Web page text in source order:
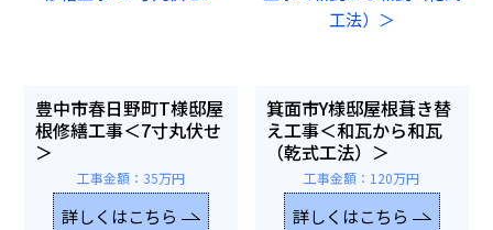
豊中市春日野町T様邸屋
根修繕工事＜7寸丸伏せ
＞
工事金額：35万円
詳しくはこちら
箕面市Y様邸屋根葺き替
え工事＜和瓦から和瓦
（乾式工法）＞
工事金額：120万円
詳しくはこちら